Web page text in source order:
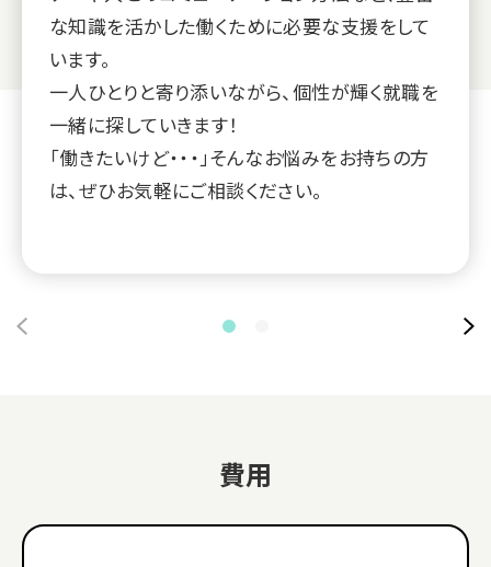
な知識を活かした働くために必要な支援をして
います。
一人ひとりと寄り添いながら、個性が輝く就職を
一緒に探していきます！
「働きたいけど・・・」そんなお悩みをお持ちの方
は、ぜひお気軽にご相談ください。
費用